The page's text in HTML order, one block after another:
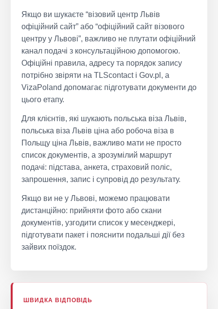
Якщо ви шукаєте “візовий центр Львів
офіційний сайт” або “офіційний сайт візового
центру у Львові”, важливо не плутати офіційний
канал подачі з консультаційною допомогою.
Офіційні правила, адресу та порядок запису
потрібно звіряти на TLScontact і Gov.pl, а
VizaPoland допомагає підготувати документи до
цього етапу.
Для клієнтів, які шукають польська віза Львів,
польська віза Львів ціна або робоча віза в
Польщу ціна Львів, важливо мати не просто
список документів, а зрозумілий маршрут
подачі: підстава, анкета, страховий поліс,
запрошення, запис і супровід до результату.
Якщо ви не у Львові, можемо працювати
дистанційно: прийняти фото або скани
документів, узгодити список у месенджері,
підготувати пакет і пояснити подальші дії без
зайвих поїздок.
ШВИДКА ВІДПОВІДЬ